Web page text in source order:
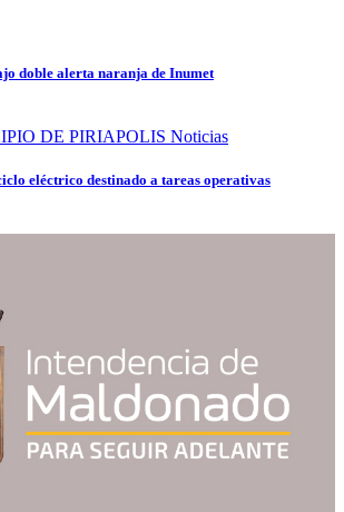
doble alerta naranja de Inumet
DE PIRIAPOLIS Noticias
eléctrico destinado a tareas operativas